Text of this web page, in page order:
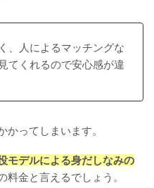
、人によるマッチングな
てくれるので安心感が違
ってしまいます。
モデルによる身だしなみの
料金と言えるでしょう。